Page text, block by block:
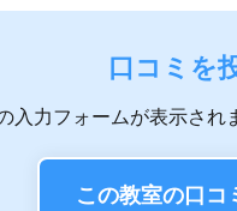
口コミを
入力フォームが表示され
この教室の口コ